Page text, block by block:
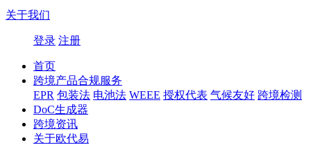
关于我们
登录 注册
首页
跨境产品合规服务
EPR 包装法 电池法 WEEE 授权代表 气候友好 跨境检测
DoC生成器
跨境资讯
关于欧代易